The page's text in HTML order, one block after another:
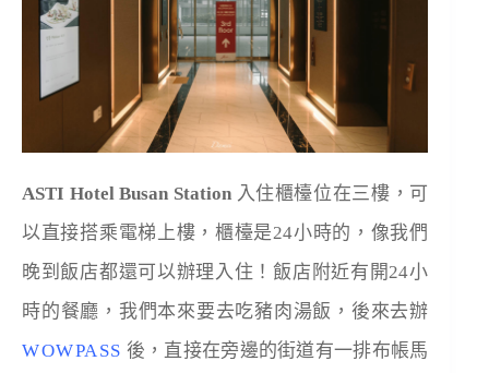
ASTI Hotel Busan Station 入住櫃檯位在三樓，可
以直接搭乘電梯上樓，櫃檯是24小時的，像我們
晚到飯店都還可以辦理入住！飯店附近有開24小
時的餐廳，我們本來要去吃豬肉湯飯，後來去辦
WOWPASS 後，直接在旁邊的街道有一排布帳馬